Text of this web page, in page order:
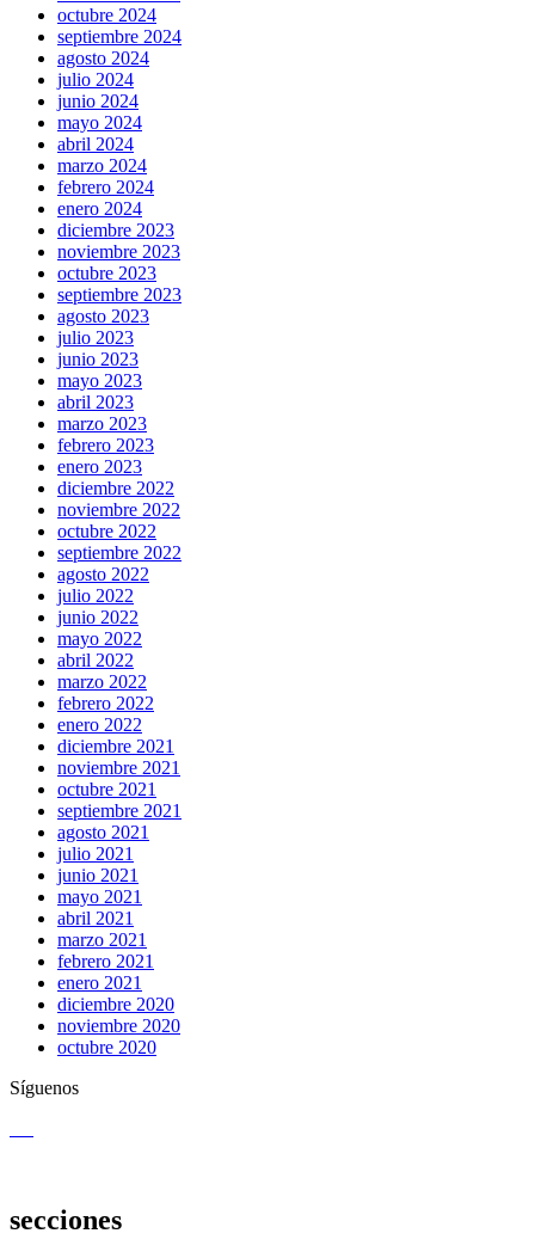
octubre 2024
septiembre 2024
agosto 2024
julio 2024
junio 2024
mayo 2024
abril 2024
marzo 2024
febrero 2024
enero 2024
diciembre 2023
noviembre 2023
octubre 2023
septiembre 2023
agosto 2023
julio 2023
junio 2023
mayo 2023
abril 2023
marzo 2023
febrero 2023
enero 2023
diciembre 2022
noviembre 2022
octubre 2022
septiembre 2022
agosto 2022
julio 2022
junio 2022
mayo 2022
abril 2022
marzo 2022
febrero 2022
enero 2022
diciembre 2021
noviembre 2021
octubre 2021
septiembre 2021
agosto 2021
julio 2021
junio 2021
mayo 2021
abril 2021
marzo 2021
febrero 2021
enero 2021
diciembre 2020
noviembre 2020
octubre 2020
Síguenos
secciones